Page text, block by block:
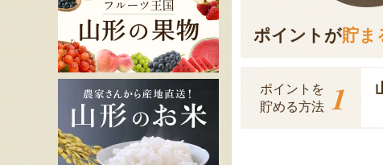
ポイントが貯ま
ポイントを
貯める方法 1